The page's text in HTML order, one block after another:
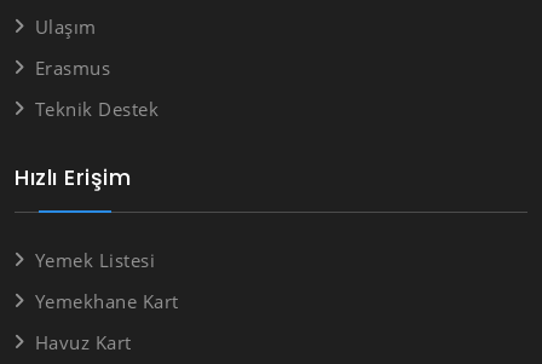
Hızlı Erişim
Yemek Listesi
Yemekhane Kart
Havuz Kart
Ulaşım
Erasmus
Teknik Destek